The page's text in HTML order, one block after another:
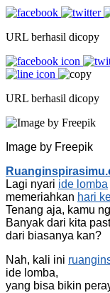
URL berhasil dicopy
URL berhasil dicopy
Image by Freepik
Lagi nyari ide lomba
memeriahkan hari
Tenang aja, kamu
Banyak dari kita
dari biasanya kan?
Nah, kali ini
ide lomba,
yang bisa bikin